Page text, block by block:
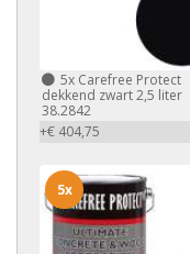
5x Carefree Protect
dekkend zwart 2,5 liter
38.2842
+€ 404,75
5x